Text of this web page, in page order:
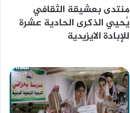
منتدى بعشيقة الثقافي
يُحيي الذكرى الحادية عشرة
للإبادة الايزيدية